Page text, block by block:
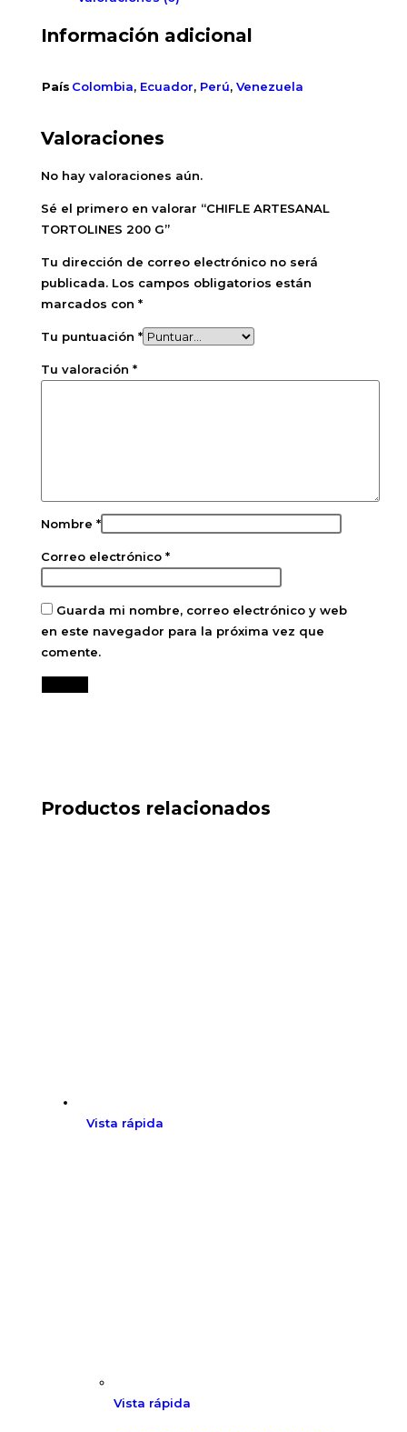
Información adicional
País Colombia, Ecuador, Perú, Venezuela
Valoraciones
No hay valoraciones aún.
Sé el primero en valorar “CHIFLE ARTESANAL
TORTOLINES 200 G”
Tu dirección de correo electrónico no será
publicada. Los campos obligatorios están
marcados con *
Tu puntuación *
Tu valoración *
Nombre *
Correo electrónico *
Guarda mi nombre, correo electrónico y web
en este navegador para la próxima vez que
comente.
Productos relacionados
Vista rápida
Vista rápida